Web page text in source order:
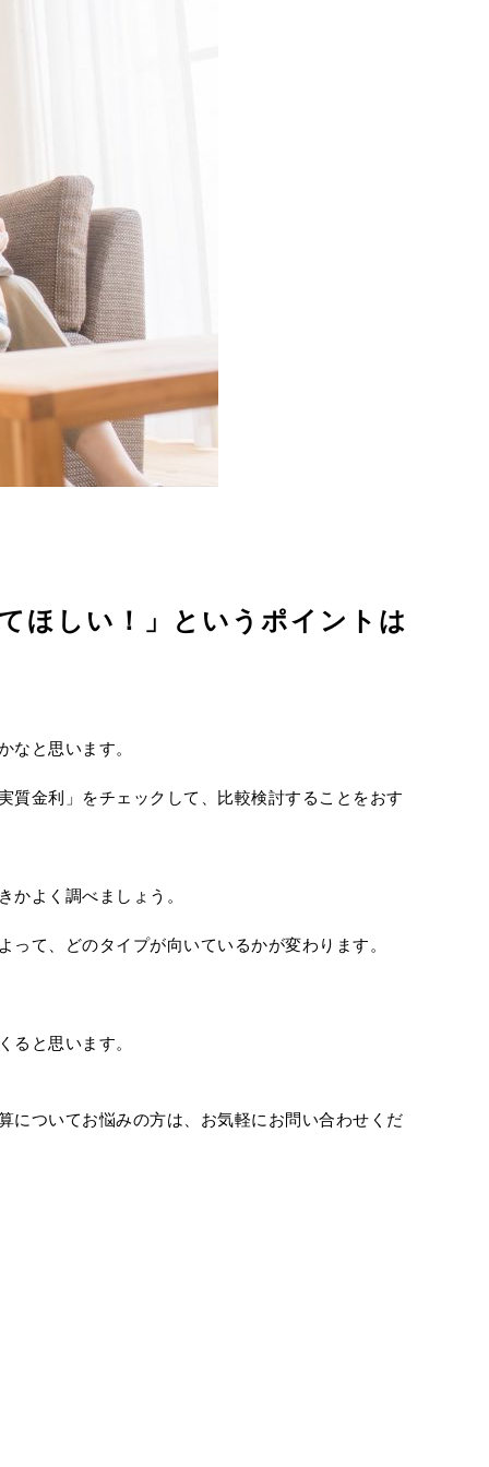
ほしい！」というポイントは
なと思います。
金利」をチェックして、比較検討することをおす
よく調べましょう。
って、どのタイプが向いているかが変わります。
ると思います。
についてお悩みの方は、お気軽にお問い合わせくだ